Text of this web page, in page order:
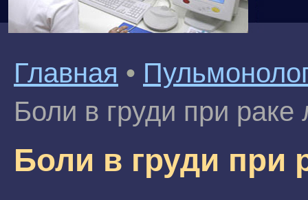
Главная •
Боли в груди при раке
Боли в груди при